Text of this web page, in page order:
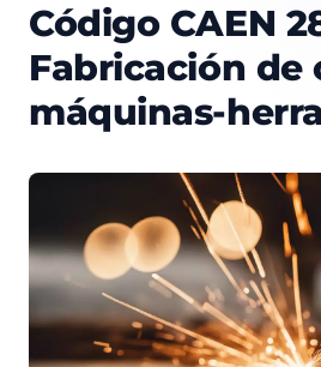
Código CAEN
Fabricación de
máquinas-